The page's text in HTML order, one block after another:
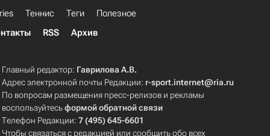
Теннис Теги
Полезное
RSS Архив
Главный редактор: Гаврилова А.В.
Адрес электронной почты Редакции: r-sport.internet@ria.ru
По вопросам размещения пресс-релизов и рекламы
воспользуйтесьформой обратной связи
Телефон Редакции:7 (495) 645-6601
Чтобы связаться с редакцией или сообщить обо всех